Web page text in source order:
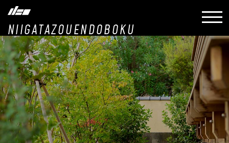
NIIGATAZOUENDOBOKU